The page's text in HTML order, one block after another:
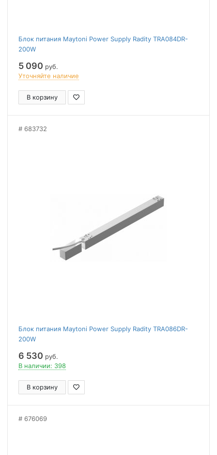
Блок питания Maytoni Power Supply Radity TRA084DR-
200W
5 090 руб.
Уточняйте наличие
В корзину
683732
Блок питания Maytoni Power Supply Radity TRA086DR-
200W
6 530 руб.
В наличии: 398
В корзину
676069